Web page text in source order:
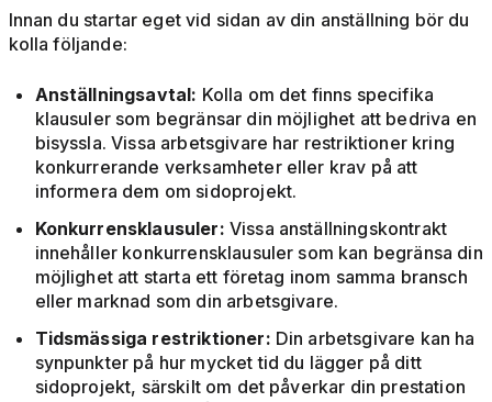
Innan du startar eget vid sidan av din anställning bör du
kolla följande:
Anställningsavtal: Kolla om det finns specifika
klausuler som begränsar din möjlighet att bedriva en
bisyssla. Vissa arbetsgivare har restriktioner kring
konkurrerande verksamheter eller krav på att
informera dem om sidoprojekt.
Konkurrensklausuler: Vissa anställningskontrakt
innehåller konkurrensklausuler som kan begränsa din
möjlighet att starta ett företag inom samma bransch
eller marknad som din arbetsgivare.
Tidsmässiga restriktioner: Din arbetsgivare kan ha
synpunkter på hur mycket tid du lägger på ditt
sidoprojekt, särskilt om det påverkar din prestation